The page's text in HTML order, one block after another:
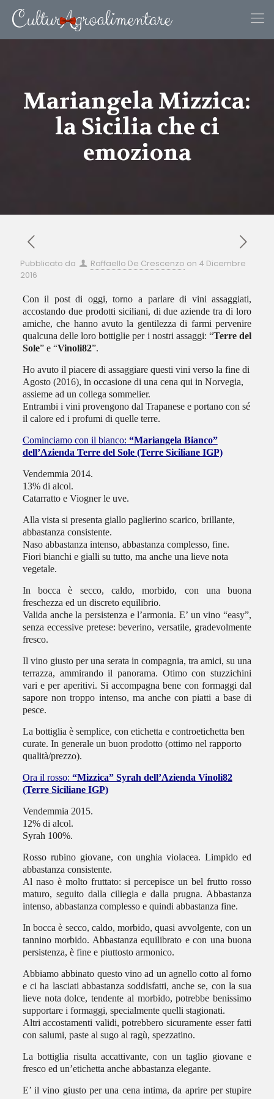
Mariangela Mizzica:
la Sicilia che ci
emoziona
Pubblicato da Raffaello De Crescenzo on 4 Dicembre
2016
Con il post di oggi, torno a parlare di vini assaggiati,
accostando due prodotti siciliani, di due aziende tra di loro
amiche, che hanno avuto la gentilezza di farmi pervenire
qualcuna delle loro bottiglie per i nostri assaggi: “Terre del
Sole” e “Vinoli82”.
Ho avuto il piacere di assaggiare questi vini verso la fine di
Agosto (2016), in occasione di una cena qui in Norvegia,
assieme ad un collega sommelier.
Entrambi i vini provengono dal Trapanese e portano con sé
il calore ed i profumi di quelle terre.
Cominciamo con il bianco: “Mariangela Bianco”
dell’Azienda Terre del Sole (Terre Siciliane IGP)
Vendemmia 2014.
13% di alcol.
Catarratto e Viogner le uve.
Alla vista si presenta giallo paglierino scarico, brillante,
abbastanza consistente.
Naso abbastanza intenso, abbastanza complesso, fine.
Fiori bianchi e gialli su tutto, ma anche una lieve nota
vegetale.
In bocca è secco, caldo, morbido, con una buona
freschezza ed un discreto equilibrio.
Valida anche la persistenza e l’armonia. E’ un vino “easy”,
senza eccessive pretese: beverino, versatile, gradevolmente
fresco.
Il vino giusto per una serata in compagnia, tra amici, su una
terrazza, ammirando il panorama. Otimo con stuzzichini
vari e per aperitivi. Si accompagna bene con formaggi dal
sapore non troppo intenso, ma anche con piatti a base di
pesce.
La bottiglia è semplice, con etichetta e controetichetta ben
curate. In generale un buon prodotto (ottimo nel rapporto
qualità/prezzo).
Ora il rosso: “Mizzica” Syrah dell’Azienda Vinoli82
(Terre Siciliane IGP)
Vendemmia 2015.
12% di alcol.
Syrah 100%.
Rosso rubino giovane, con unghia violacea. Limpido ed
abbastanza consistente.
Al naso è molto fruttato: si percepisce un bel frutto rosso
maturo, seguito dalla ciliegia e dalla prugna. Abbastanza
intenso, abbastanza complesso e quindi abbastanza fine.
In bocca è secco, caldo, morbido, quasi avvolgente, con un
tannino morbido. Abbastanza equilibrato e con una buona
persistenza, è fine e piuttosto armonico.
Abbiamo abbinato questo vino ad un agnello cotto al forno
e ci ha lasciati abbastanza soddisfatti, anche se, con la sua
lieve nota dolce, tendente al morbido, potrebbe benissimo
supportare i formaggi, specialmente quelli stagionati.
Altri accostamenti validi, potrebbero sicuramente esser fatti
con salumi, paste al sugo al ragù, spezzatino.
La bottiglia risulta accattivante, con un taglio giovane e
fresco ed un’etichetta anche abbastanza elegante.
E’ il vino giusto per una cena intima, da aprire per stupire